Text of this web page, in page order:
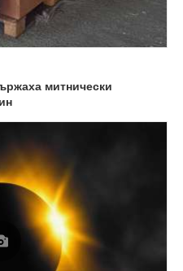
митнически